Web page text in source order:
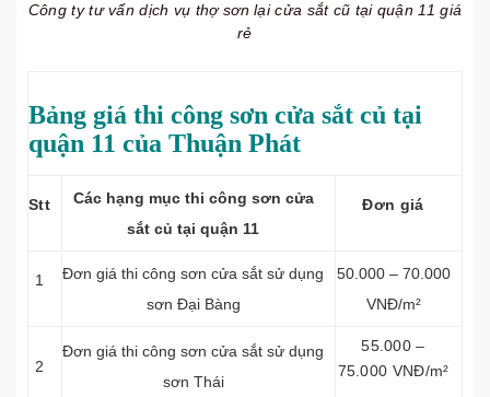
Công ty tư vấn dịch vụ thợ sơn lại cửa sắt cũ tại quận 11 giá
rẻ
Bảng giá thi công sơn cửa sắt củ tại
quận 11 của Thuận Phát
Stt
Các hạng mục thi công sơn cửa
sắt củ tại quận 11
Đơn giá
1
Đơn giá thi công sơn cửa sắt sử dụng
sơn Đại Bàng
50.000 – 70.000
VNĐ/m²
2
Đơn giá thi công sơn cửa sắt sử dụng
sơn Thái
55.000 –
75.000 VNĐ/m²